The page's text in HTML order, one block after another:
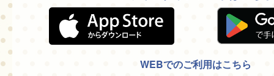
WEBでのご利用はこちら